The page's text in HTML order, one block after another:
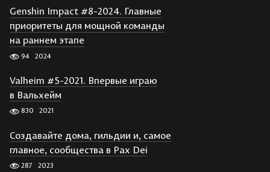
Genshin Impact #8-2024. Главные
приоритеты для мощной команды
на раннем этапе
94 2024
Valheim #5-2021. Впервые играю
в Вальхейм
830 2021
Создавайте дома, гильдии и, самое
главное, сообщества в Pax Dei
287 2023